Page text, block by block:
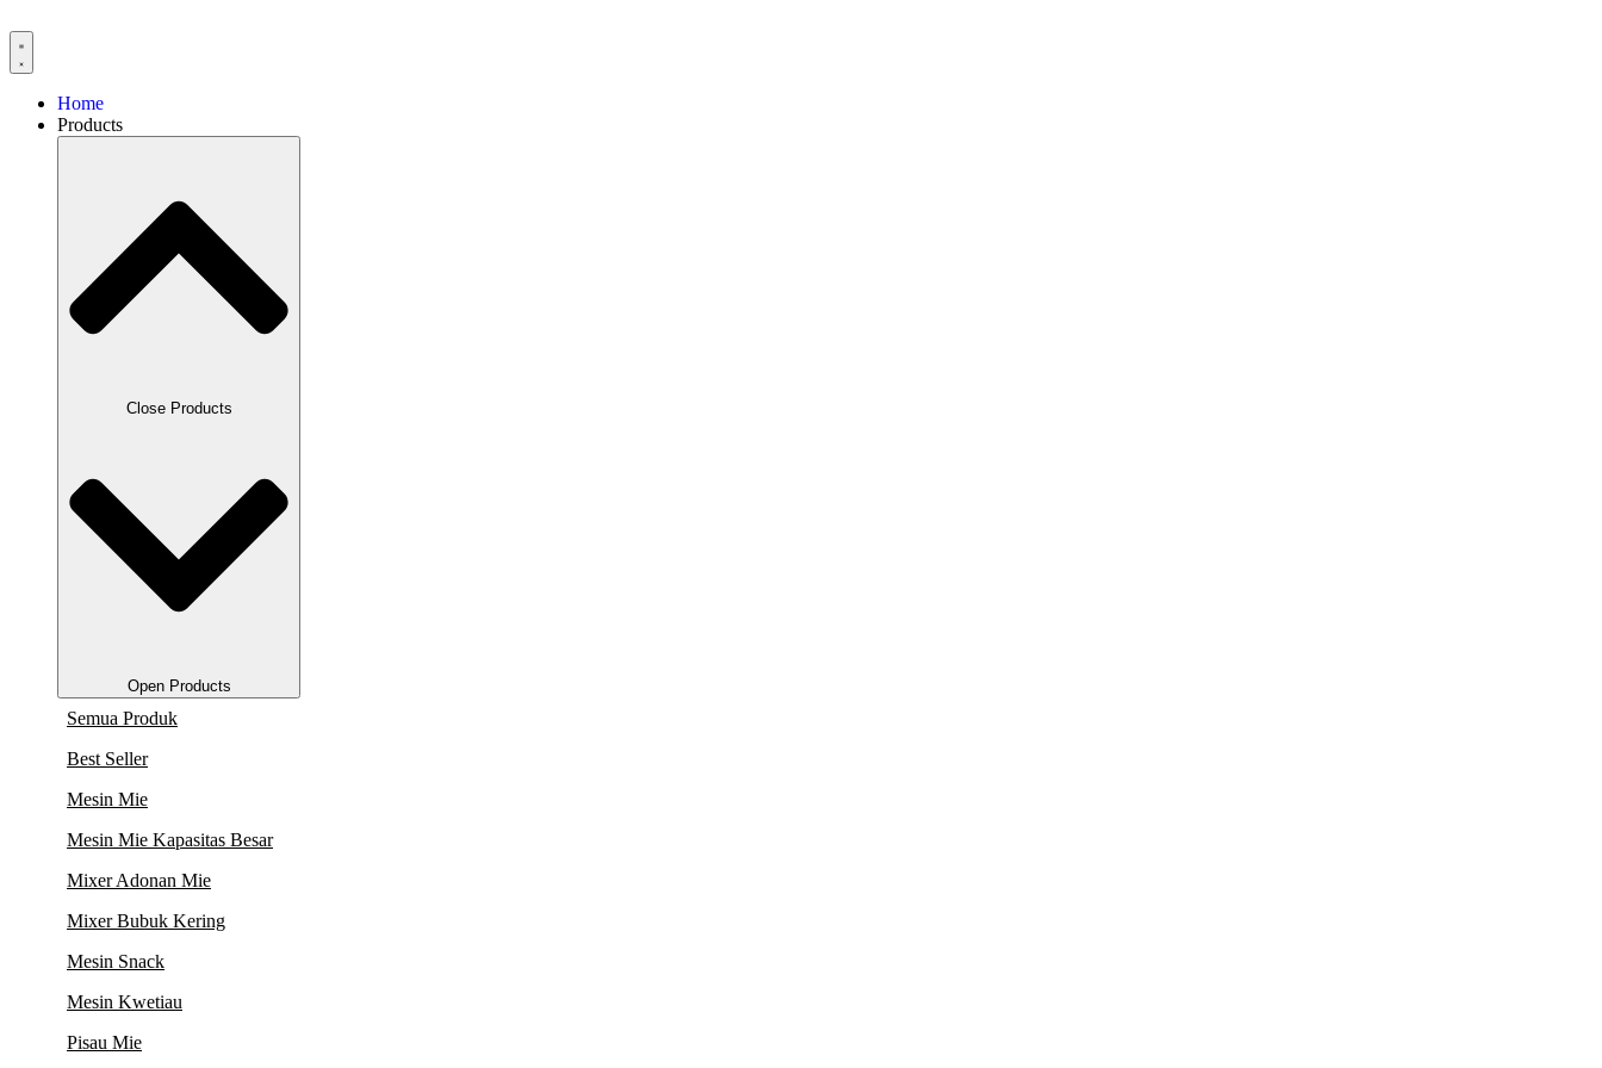
to
content
Home
Products
Close Products
Open Products
Semua Produk
Best Seller
Mesin Mie
Mesin Mie Kapasitas Besar
Mixer Adonan Mie
Mixer Bubuk Kering
Mesin Snack
Mesin Kwetiau
Pisau Mie